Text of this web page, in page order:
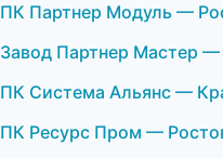
ПК Партнер Модуль —
Завод Партнер Мастер
ПК Система Альянс —
ПК Ресурс Пром —